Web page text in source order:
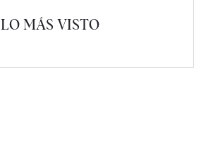
LO MÁS VISTO